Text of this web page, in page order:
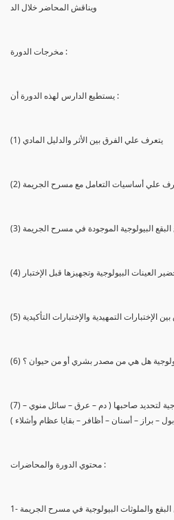
ويناقش المحاضر خلال الد
مخرجات الدورة :
يستطيع الدارس لهذه الدورة أن :
(1) يتعرف علي الفرق بين الأثر والدليل المادي
علي أساسيات التعامل مع مسرح الجريمة
البقع البيولوجية الموجودة في مسرح الجريمة
العينات البيولوجية وتجهيزها قبل الإختبار
الإختبارات التمهيدية والإختبارات التأكيدية
هل هي من مصدر بشري أو من حيوان ؟
(7) إجراء الإختبارات علي العينة البيولوجية لتحديد صاحبها ( دم – عرق – سائل منوي –
– براز – أسنان – أظافر – بقايا عظام وأشلاء )
محتوي الدورة والمحاضرات :
البقع والملوثات البيولوجية في مسرح الجريمة